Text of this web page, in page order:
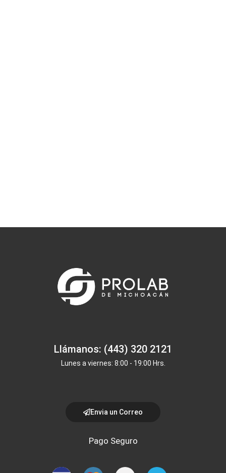
Llámanos: (443) 320 2121
Lunes a viernes: 8:00 - 19:00 Hrs.
Envia un Correo
Pago Seguro